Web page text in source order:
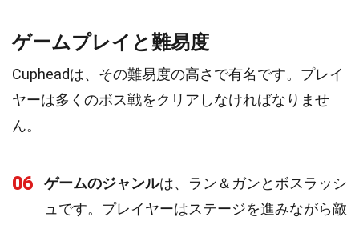
ゲームプレイと難易度
Cupheadは、その難易度の高さで有名です。プレイ
ヤーは多くのボス戦をクリアしなければなりませ
ん。
06 ゲームのジャンルは、ラン＆ガンとボスラッシ
ュです。プレイヤーはステージを進みながら敵